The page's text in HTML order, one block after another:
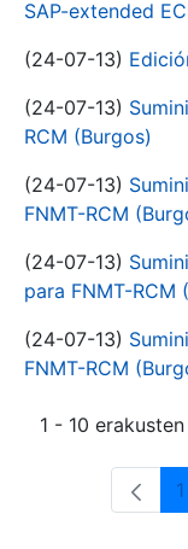
SAP-extended
(24-07-13)
(24-07-13)
RCM (Burgos)
(24-07-13)
FNMT-RCM
(24-07-13)
para FNMT-RCM
(24-07-13)
FNMT-RCM
1 - 10
1